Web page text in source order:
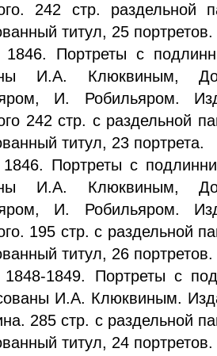
242 стр. раздельной
титул, 25 портретов.
1846. Портреты с
И.А. Клюквиным,
И. Робильяром.
242 стр. с раздельной
титул, 23 портрета.
1846. Портреты с
И.А. Клюквиным,
И. Робильяром.
195 стр. с раздельной
титул, 26 портретов.
1848-1849. Портреты с
И.А. Клюквиным.
285 стр. с раздельной
титул, 24 портретов.